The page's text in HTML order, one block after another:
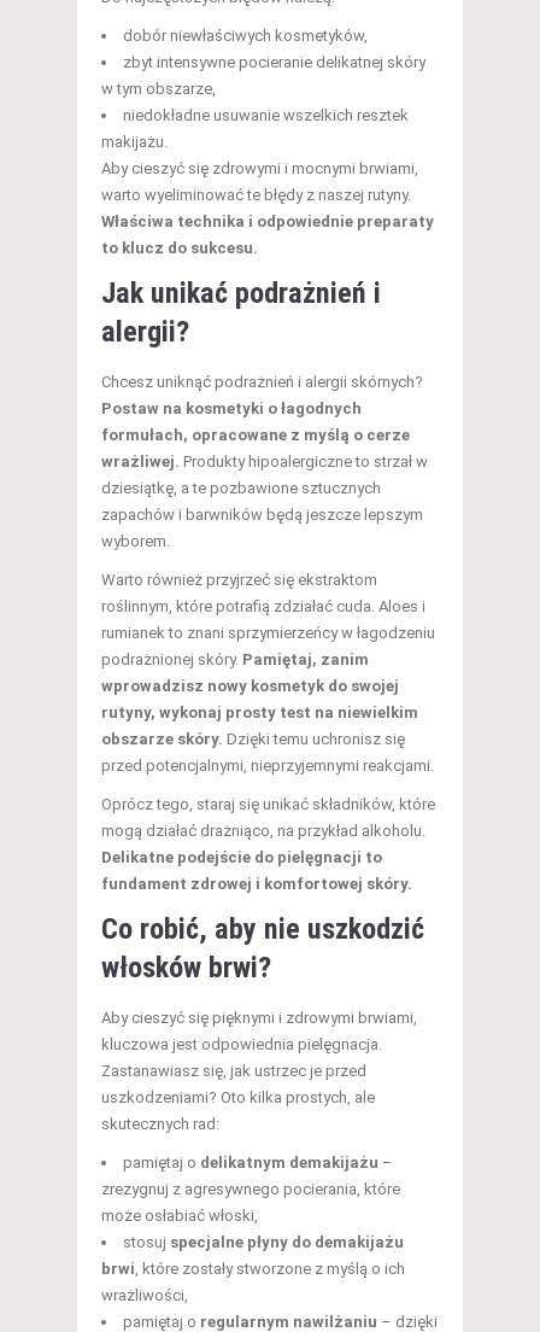
dobór niewłaściwych kosmetyków,
zbyt intensywne pocieranie delikatnej skóry
w tym obszarze,
niedokładne usuwanie wszelkich resztek
makijażu.
Aby cieszyć się zdrowymi i mocnymi brwiami,
warto wyeliminować te błędy z naszej rutyny.
Właściwa technika i odpowiednie preparaty
to klucz do sukcesu.
Jak unikać podrażnień i
alergii?
Chcesz uniknąć podrażnień i alergii skórnych?
Postaw na kosmetyki o łagodnych
formułach, opracowane z myślą o cerze
wrażliwej. Produkty hipoalergiczne to strzał w
dziesiątkę, a te pozbawione sztucznych
zapachów i barwników będą jeszcze lepszym
wyborem.
Warto również przyjrzeć się ekstraktom
roślinnym, które potrafią zdziałać cuda. Aloes i
rumianek to znani sprzymierzeńcy w łagodzeniu
podrażnionej skóry. Pamiętaj, zanim
wprowadzisz nowy kosmetyk do swojej
rutyny, wykonaj prosty test na niewielkim
obszarze skóry. Dzięki temu uchronisz się
przed potencjalnymi, nieprzyjemnymi reakcjami.
Oprócz tego, staraj się unikać składników, które
mogą działać drażniąco, na przykład alkoholu.
Delikatne podejście do pielęgnacji to
fundament zdrowej i komfortowej skóry.
Co robić, aby nie uszkodzić
włosków brwi?
Aby cieszyć się pięknymi i zdrowymi brwiami,
kluczowa jest odpowiednia pielęgnacja.
Zastanawiasz się, jak ustrzec je przed
uszkodzeniami? Oto kilka prostych, ale
skutecznych rad:
pamiętaj o delikatnym demakijażu –
zrezygnuj z agresywnego pocierania, które
może osłabiać włoski,
stosuj specjalne płyny do demakijażu
brwi, które zostały stworzone z myślą o ich
wrażliwości,
pamiętaj o regularnym nawilżaniu – dzięki